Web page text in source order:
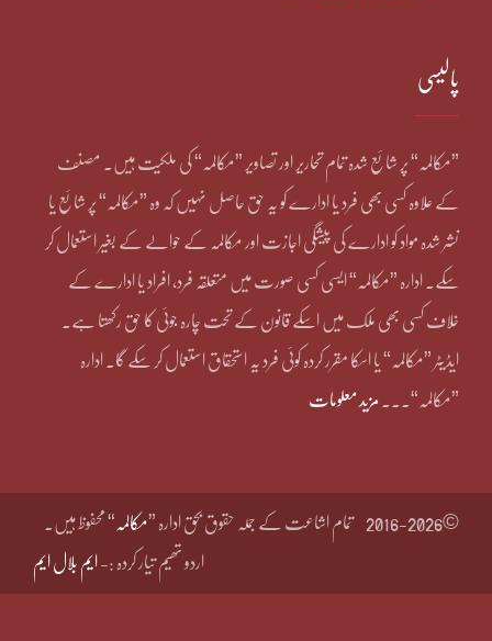
پالیسی
”مکالمہ“ پر شائع شدہ تمام تحاریر اور تصاویر ”مکالمہ“ کی ملکیت ہیں۔ مصنف
کے علاوہ کسی بھی فرد یا ادارے کو یہ حق حاصل نہیں کہ وہ ”مکالمہ“ پر شائع یا
نشر شدہ مواد کو ادارے کی پیشگی اجازت اور مکالمہ کے حوالے کے بغیر استعمال کر
سکے۔ ادارہ ”مکالمہ“ ایسی کسی صورت میں متعلقہ فرد، افراد یا ادارے کے
خلاف کسی بھی ملک میں اسکے قانون کے تحت چارہ جوئی کا حق رکھتا ہے۔
ایڈیٹر ”مکالمہ“ یا اسکا مقرر کردہ کوئی فرد یہ استحقاق استعمال کر سکے گا۔ ادارہ
”مکالمہ“۔۔۔ مزید معلومات
©2016-2026 تمام اشاعت کے جملہ حقوق بحق ادارہ ”مکالمہ “ محفوظ ہیں۔
اردو تھیم تیار کردہ :- ایم بلال ایم